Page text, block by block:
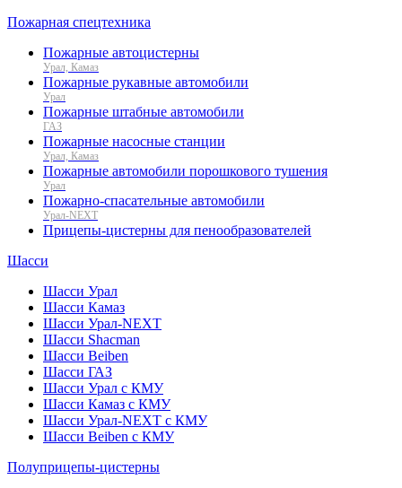
Пожарная спецтехника
Пожарные автоцистерны
Урал, Камаз
Пожарные рукавные автомобили
Урал
Пожарные штабные автомобили
ГАЗ
Пожарные насосные станции
Урал, Камаз
Пожарные автомобили порошкового тушения
Урал
Пожарно-спасательные автомобили
Урал-NEXT
Прицепы-цистерны для пенообразователей
Шасси
Шасси Урал
Шасси Камаз
Шасси Урал-NEXT
Шасси Shacman
Шасси Beiben
Шасси ГАЗ
Шасси Урал с КМУ
Шасси Камаз с КМУ
Шасси Урал-NEXT с КМУ
Шасси Beiben с КМУ
Полуприцепы-цистерны